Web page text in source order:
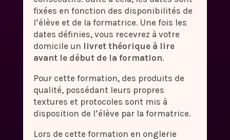
fixées en fonction des disponibilités de
l’élève et de la formatrice. Une fois les
dates définies, vous recevrez à votre
domicile un livret théorique à lire
avant le début de la formation.
Pour cette formation, des produits de
qualité, possédant leurs propres
textures et protocoles sont mis à
disposition de l’élève par la formatrice.
Lors de cette formation en onglerie